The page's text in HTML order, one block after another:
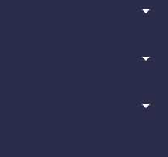
arrow_drop_down
arrow_drop_down
arrow_drop_down